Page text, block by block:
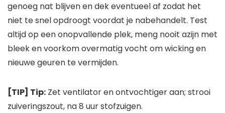
genoeg nat blijven en dek eventueel af zodat het
niet te snel opdroogt voordat je nabehandelt. Test
altijd op een onopvallende plek, meng nooit azijn met
bleek en voorkom overmatig vocht om wicking en
nieuwe geuren te vermijden.
[TIP] Tip: Zet ventilator en ontvochtiger aan; strooi
zuiveringszout, na 8 uur stofzuigen.